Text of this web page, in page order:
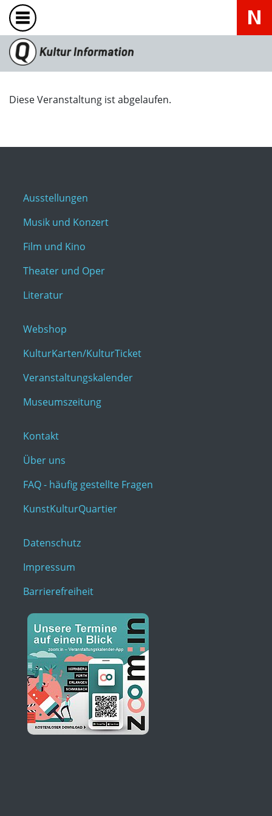
Diese Veranstaltung ist abgelaufen.
Ausstellungen
Musik und Konzert
Film und Kino
Theater und Oper
Literatur
Webshop
KulturKarten/KulturTicket
Veranstaltungskalender
Museumszeitung
Kontakt
Über uns
FAQ - häufig gestellte Fragen
KunstKulturQuartier
Datenschutz
Impressum
Barrierefreiheit